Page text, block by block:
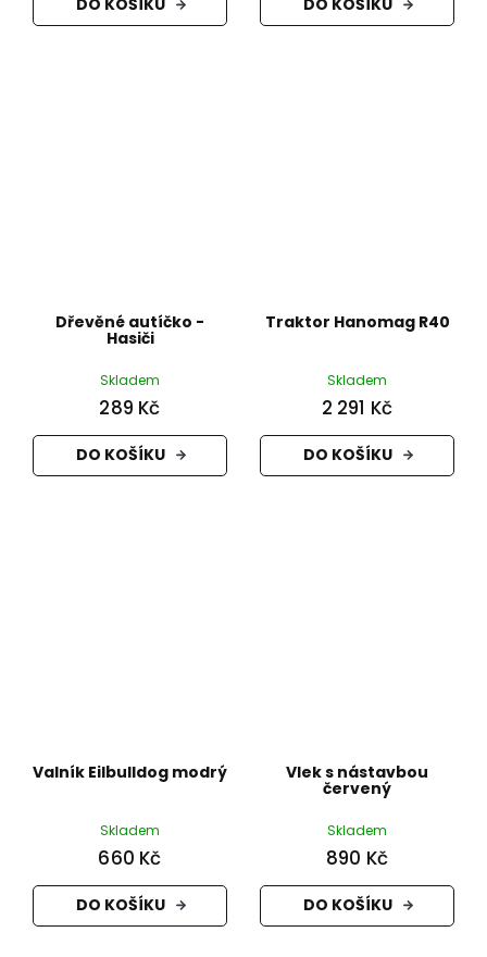
DO KOŠÍKU DO KOŠÍKU
Dřevěné autíčko -
Hasiči
Skladem
289 Kč
DO KOŠÍKU
Traktor Hanomag R40
Skladem
2 291 Kč
DO KOŠÍKU
Valník Eilbulldog modrý
Skladem
660 Kč
DO KOŠÍKU
Vlek s nástavbou
červený
Skladem
890 Kč
DO KOŠÍKU